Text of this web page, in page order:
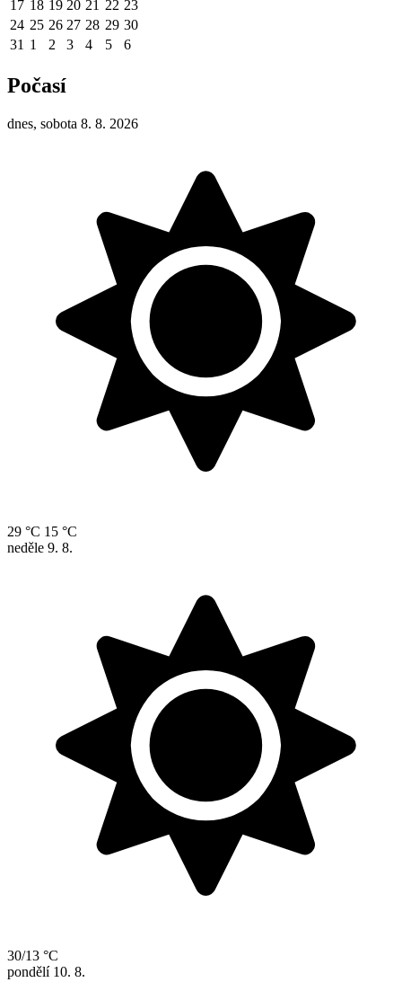
17 18 19 20 21 22 23
24 25 26 27 28 29 30
31 1 2 3 4 5 6
Počasí
dnes, sobota 8. 8. 2026
29 °C 15 °C
neděle 9. 8.
30/13 °C
pondělí 10. 8.